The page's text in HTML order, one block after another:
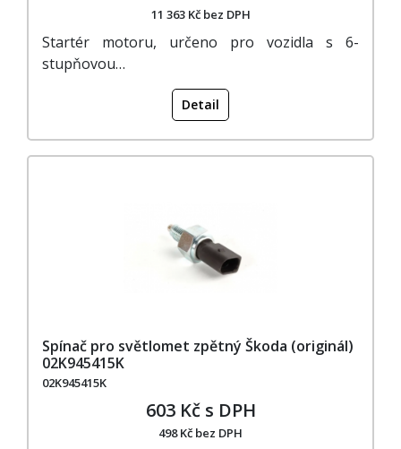
11 363 Kč bez DPH
Startér motoru, určeno pro vozidla s 6-
stupňovou…
Detail
Spínač pro světlomet zpětný Škoda (originál)
02K945415K
02K945415K
603 Kč s DPH
498 Kč bez DPH